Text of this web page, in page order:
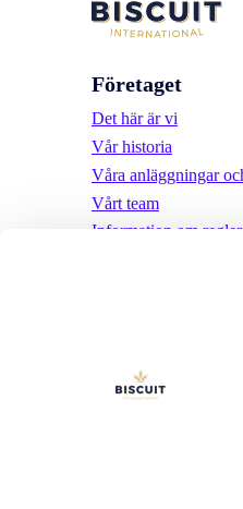
Företaget
Det här är vi
Vår historia
Våra anläggningar
Vårt team
Information om